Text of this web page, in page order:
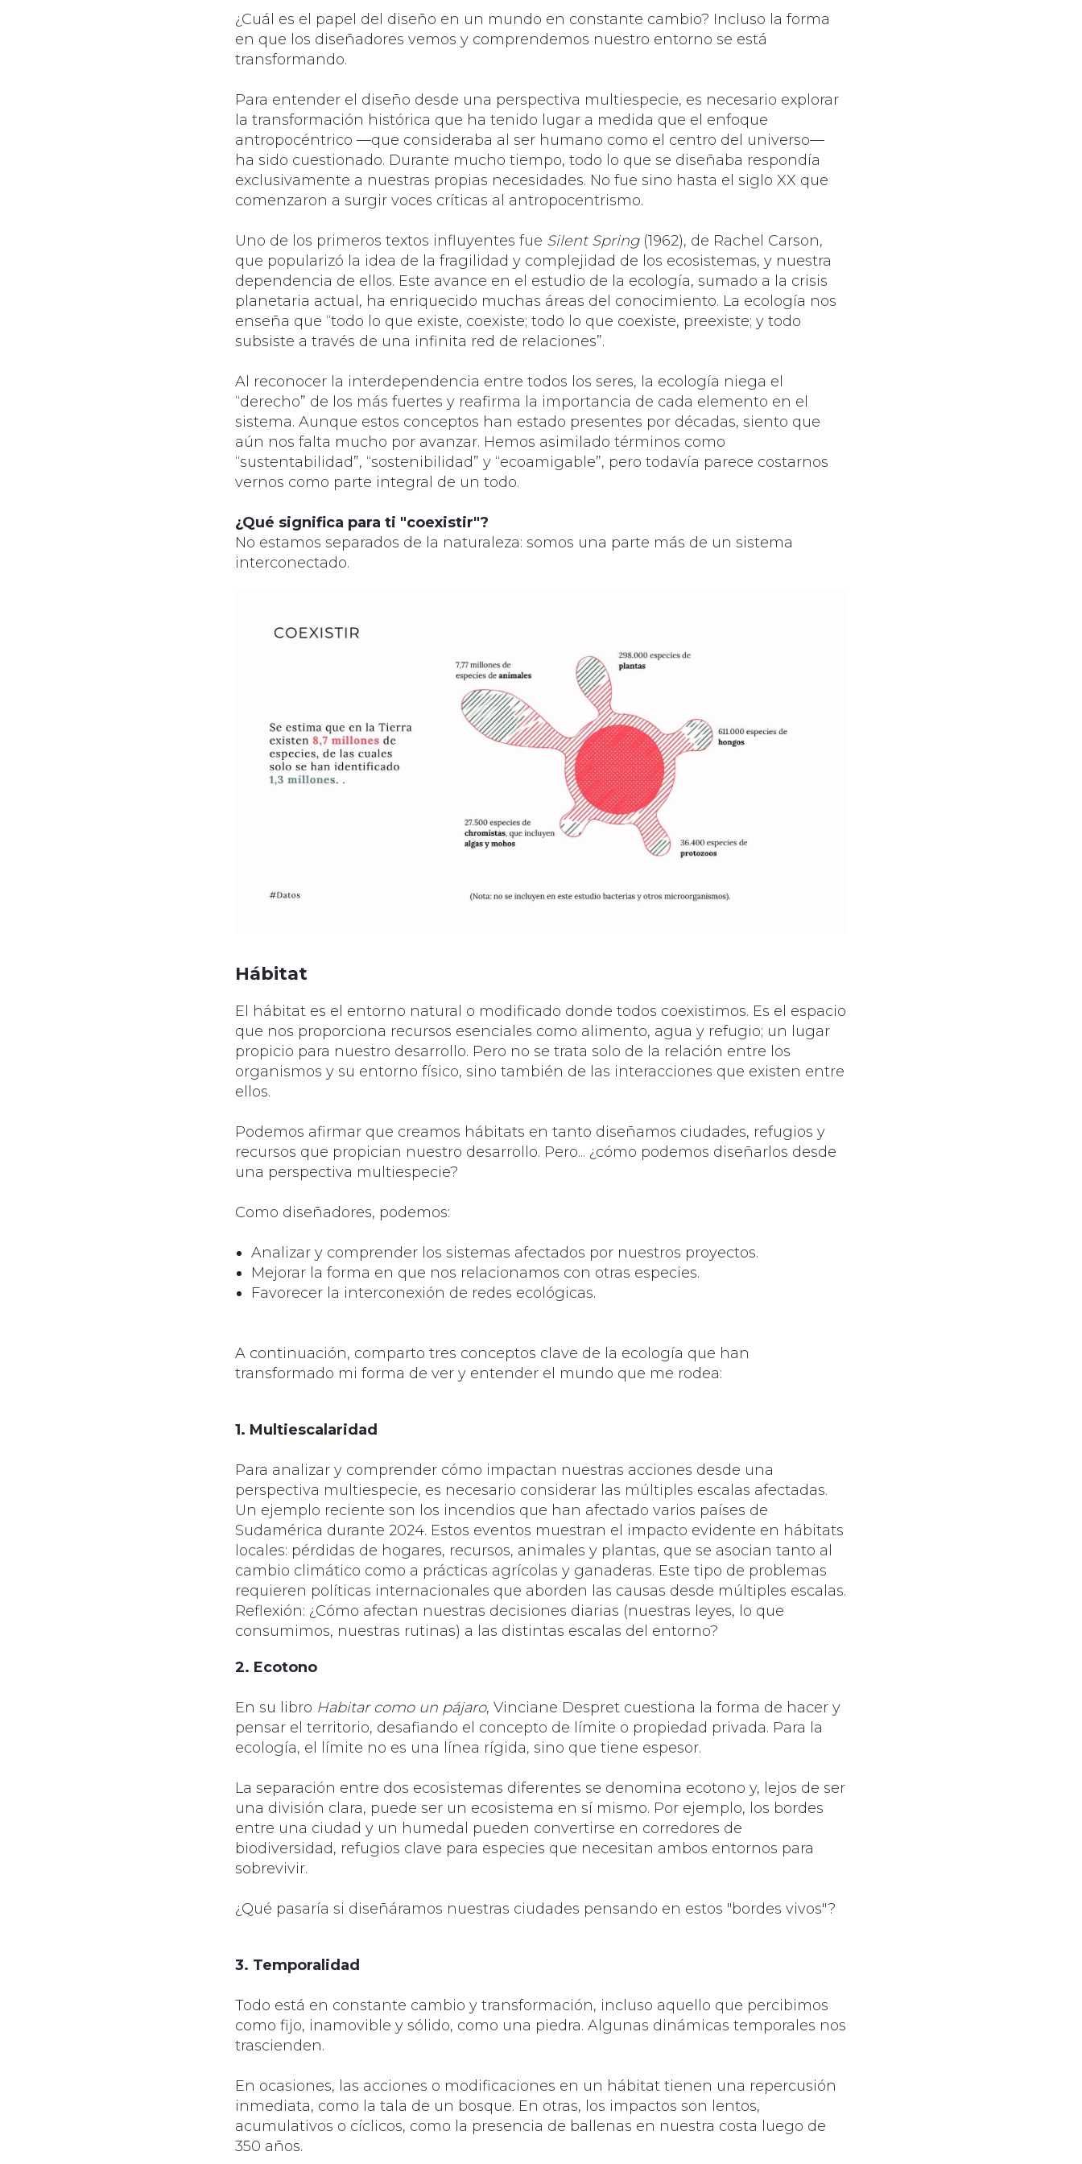
¿Cuál es el papel del diseño en un mundo en constante cambio? Incluso la forma
en que los diseñadores vemos y comprendemos nuestro entorno se está
transformando.
Para entender el diseño desde una perspectiva multiespecie, es necesario explorar
la transformación histórica que ha tenido lugar a medida que el enfoque
antropocéntrico —que consideraba al ser humano como el centro del universo—
ha sido cuestionado. Durante mucho tiempo, todo lo que se diseñaba respondía
exclusivamente a nuestras propias necesidades. No fue sino hasta el siglo XX que
comenzaron a surgir voces críticas al antropocentrismo.
Uno de los primeros textos influyentes fue Silent Spring(1962), de Rachel Carson,
que popularizó la idea de la fragilidad y complejidad de los ecosistemas, y nuestra
dependencia de ellos. Este avance en el estudio de la ecología, sumado a la crisis
planetaria actual, ha enriquecido muchas áreas del conocimiento. La ecología nos
enseña que “todo lo que existe, coexiste; todo lo que coexiste, preexiste; y todo
subsiste a través de una infinita red de relaciones”.
Al reconocer la interdependencia entre todos los seres, la ecología niega el
“derecho” de los más fuertes y reafirma la importancia de cada elemento en el
sistema. Aunque estos conceptos han estado presentes por décadas, siento que
aún nos falta mucho por avanzar. Hemos asimilado términos como
“sustentabilidad”, “sostenibilidad” y “ecoamigable”, pero todavía parece costarnos
vernos como parte integral de un todo.
¿Qué significa para ti "coexistir"?
No estamos separados de la naturaleza: somos una parte más de un sistema
interconectado.
Hábitat
El hábitat es el entorno natural o modificado donde todos coexistimos. Es el espacio
que nos proporciona recursos esenciales como alimento, agua y refugio; un lugar
propicio para nuestro desarrollo. Pero no se trata solo de la relación entre los
organismos y su entorno físico, sino también de las interacciones que existen entre
ellos.
Podemos afirmar que creamos hábitats en tanto diseñamos ciudades, refugios y
recursos que propician nuestro desarrollo. Pero... ¿cómo podemos diseñarlos desde
una perspectiva multiespecie?
Como diseñadores, podemos:
Analizar y comprender los sistemas afectados por nuestros proyectos.
Mejorar la forma en que nos relacionamos con otras especies.
Favorecer la interconexión de redes ecológicas.
A continuación, comparto tres conceptos clave de la ecología que han
transformado mi forma de ver y entender el mundo que me rodea:
1. Multiescalaridad
Para analizar y comprender cómo impactan nuestras acciones desde una
perspectiva multiespecie, es necesario considerar las múltiples escalas afectadas.
Un ejemplo reciente son los incendios que han afectado varios países de
Sudamérica durante 2024. Estos eventos muestran el impacto evidente en hábitats
locales: pérdidas de hogares, recursos, animales y plantas, que se asocian tanto al
cambio climático como a prácticas agrícolas y ganaderas. Este tipo de problemas
requieren políticas internacionales que aborden las causas desde múltiples escalas.
Reflexión: ¿Cómo afectan nuestras decisiones diarias (nuestras leyes, lo que
consumimos, nuestras rutinas) a las distintas escalas del entorno?
2. Ecotono
En su libro Habitar como un pájaro, Vinciane Despret cuestiona la forma de hacer y
pensar el territorio, desafiando el concepto de límite o propiedad privada. Para la
ecología, el límite no es una línea rígida, sino que tiene espesor.
La separación entre dos ecosistemas diferentes se denomina ecotono y, lejos de ser
una división clara, puede ser un ecosistema en sí mismo. Por ejemplo, los bordes
entre una ciudad y un humedal pueden convertirse en corredores de
biodiversidad, refugios clave para especies que necesitan ambos entornos para
sobrevivir.
¿Qué pasaría si diseñáramos nuestras ciudades pensando en estos "bordes vivos"?
3. Temporalidad
Todo está en constante cambio y transformación, incluso aquello que percibimos
como fijo, inamovible y sólido, como una piedra. Algunas dinámicas temporales nos
trascienden.
En ocasiones, las acciones o modificaciones en un hábitat tienen una repercusión
inmediata, como la tala de un bosque. En otras, los impactos son lentos,
acumulativos o cíclicos, como la presencia de ballenas en nuestra costa luego de
350 años.